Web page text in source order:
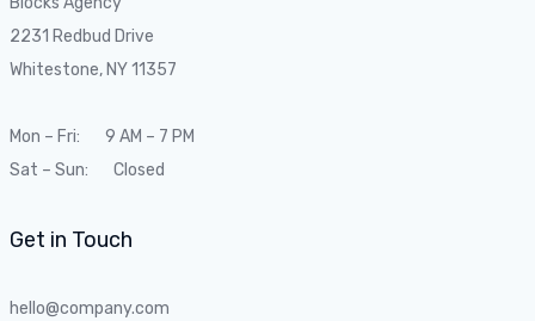
2231 Redbud Drive
Whitestone, NY 11357
Mon – Fri: 9 AM – 7 PM
Sat – Sun: Closed
Get in Touch
hello@company.com